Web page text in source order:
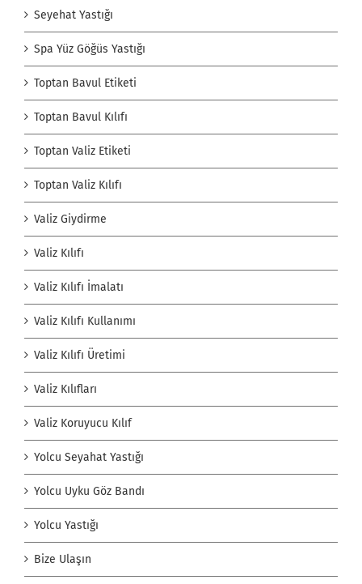
Seyehat Yastığı
Spa Yüz Göğüs Yastığı
Toptan Bavul Etiketi
Toptan Bavul Kılıfı
Toptan Valiz Etiketi
Toptan Valiz Kılıfı
Valiz Giydirme
Valiz Kılıfı
Valiz Kılıfı İmalatı
Valiz Kılıfı Kullanımı
Valiz Kılıfı Üretimi
Valiz Kılıfları
Valiz Koruyucu Kılıf
Yolcu Seyahat Yastığı
Yolcu Uyku Göz Bandı
Yolcu Yastığı
Bize Ulaşın